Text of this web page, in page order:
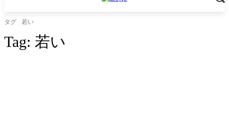
タグ 若い
Tag: 若い